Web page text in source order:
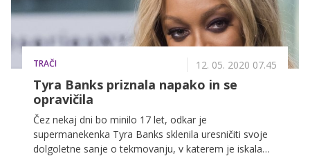
TRAČI 12. 05. 2020 07.45
Tyra Banks priznala napako in se
opravičila
Čez nekaj dni bo minilo 17 let, odkar je
supermanekenka Tyra Banks sklenila uresničiti svoje
dolgoletne sanje o tekmovanju, v katerem je iskala